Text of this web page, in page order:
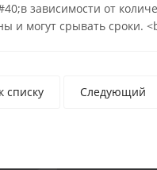
зависимости от
и могут срывать сроки.
списку Следующий